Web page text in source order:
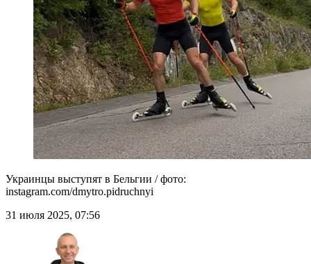
Украинцы выступят в Бельгии / фото:
instagram.com/dmytro.pidruchnyi
31 июля 2025, 07:56